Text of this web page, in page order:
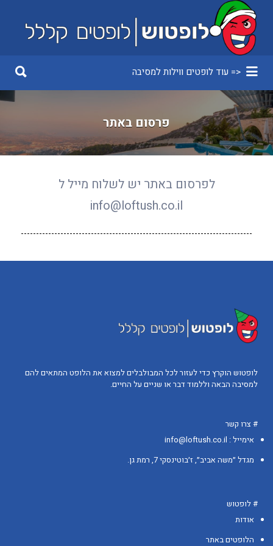
<= עוד לופטים ווילות למסיבה
פרסום באתר
לפרסום באתר יש לשלוח מייל ל
info@loftush.co.il
לופטוש הוקרץ כדי לעזור לכל המבולבלים למצוא את הלופט המתאים להם
למסיבה הבאה וללמוד דבר או שניים על החיים.
# צרו קשר
אימייל : info@loftush.co.il
מגדל ״משה אביב״, ז׳בוטינסקי 7, רמת גן.
# לופטוש
אודות
הלופטים באתר